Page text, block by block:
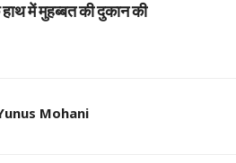
में मुहब्बत की दुकान की
Mohani